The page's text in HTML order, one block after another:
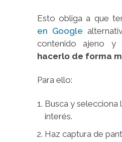
Esto obliga a que
en Google
contenido ajeno y
hacerlo de forma
Para ello:
Busca y selecciona
interés.
Haz captura de